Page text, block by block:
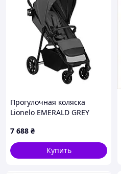
Прогулочная коляска
Lionelo EMERALD GREY
7 688 ₴
Купить